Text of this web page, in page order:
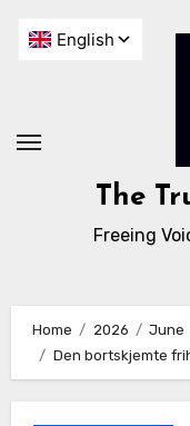
The
Freeing
Home 2026 June
Den bortskjemte